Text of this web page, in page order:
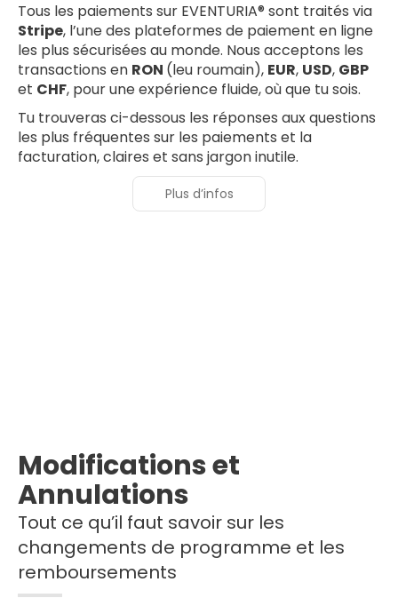
Tous les paiements sur EVENTURIA® sont traités via
Stripe, l’une des plateformes de paiement en ligne
les plus sécurisées au monde. Nous acceptons les
transactions en RON (leu roumain), EUR, USD, GBP
et CHF, pour une expérience fluide, où que tu sois.
Tu trouveras ci-dessous les réponses aux questions
les plus fréquentes sur les paiements et la
facturation, claires et sans jargon inutile.
Plus d’infos
Modifications et
Annulations
Tout ce qu’il faut savoir sur les
changements de programme et les
remboursements